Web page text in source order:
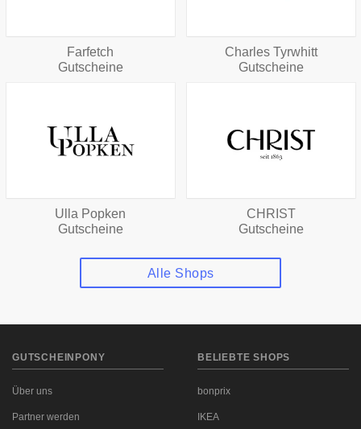
Farfetch
Gutscheine
Charles Tyrwhitt
Gutscheine
Ulla Popken
Gutscheine
CHRIST
Gutscheine
Alle Shops
GUTSCHEINPONY
Über uns
Partner werden
BELIEBTE SHOPS
bonprix
IKEA